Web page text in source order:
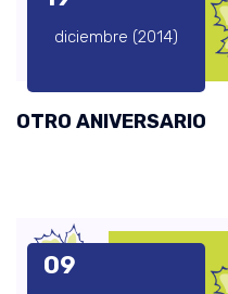
diciembre (2014)
OTRO ANIVERSARIO
09